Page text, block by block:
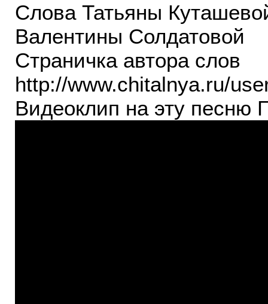
Слова Татьяны
Валентины Солдатовой
Страничка автора слов
http://www.chitalnya.ru/
Видеоклип на эту песню